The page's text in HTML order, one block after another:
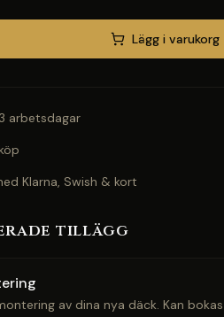
Lägg i varukorg
arbetsdagar
Klarna, Swish & kort
tillägg
av dina nya däck. Kan